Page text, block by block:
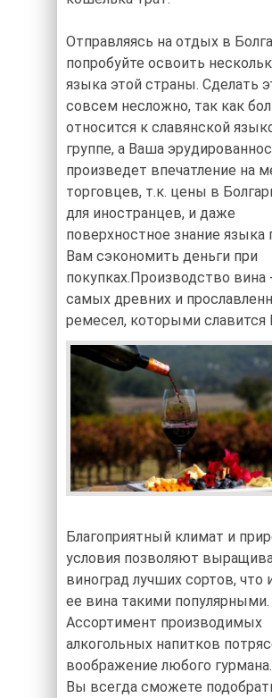
Отправляясь на отдых в
попробуйте освоить
языка этой страны. Сделать
совсем несложно, так как
относится к славянской
группе, а Ваша
произведет впечатление на
торговцев, т.к. цены в
для иностранцев, и даже
поверхностное знание языка
Вам сэкономить деньги при
покупках.Производство вина
самых древних и
ремесел, которыми славится
Благоприятный климат и
условия позволяют
виноград лучших сортов, что
ее вина такими популярными.
Ассортимент производимых
алкогольных напитков
воображение любого
Вы всегда сможете